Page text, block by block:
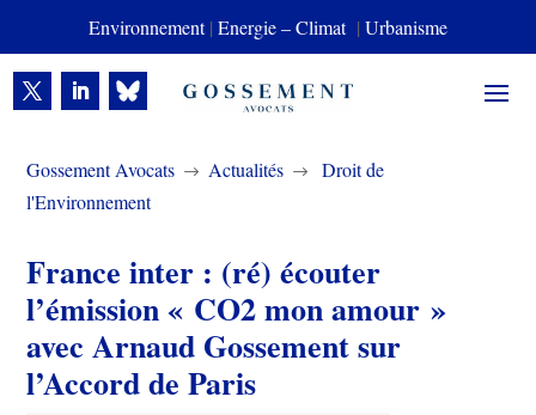
Environnement| Energie – Climat | Urbanisme
Gossement Avocats $ Actualités $
Droit de
l'Environnement
France inter : (ré) écouter
l’émission « CO2 mon amour »
avec Arnaud Gossement sur
l’Accord de Paris